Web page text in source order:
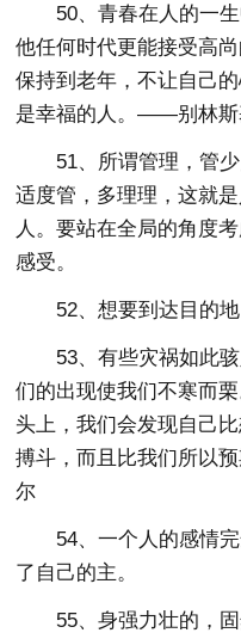
50、青春在人的一
他任何时代更能接受高
保持到老年，不让自己
是幸福的人。——别林斯
51、所谓管理，管
适度管，多理理，这就
人。要站在全局的角度
感受。
52、想要到达目的
53、有些灾祸如此
们的出现使我们不寒而
头上，我们会发现自己
搏斗，而且比我们所以
尔
54、一个人的感情
了自己的主。
55、身强力壮的，